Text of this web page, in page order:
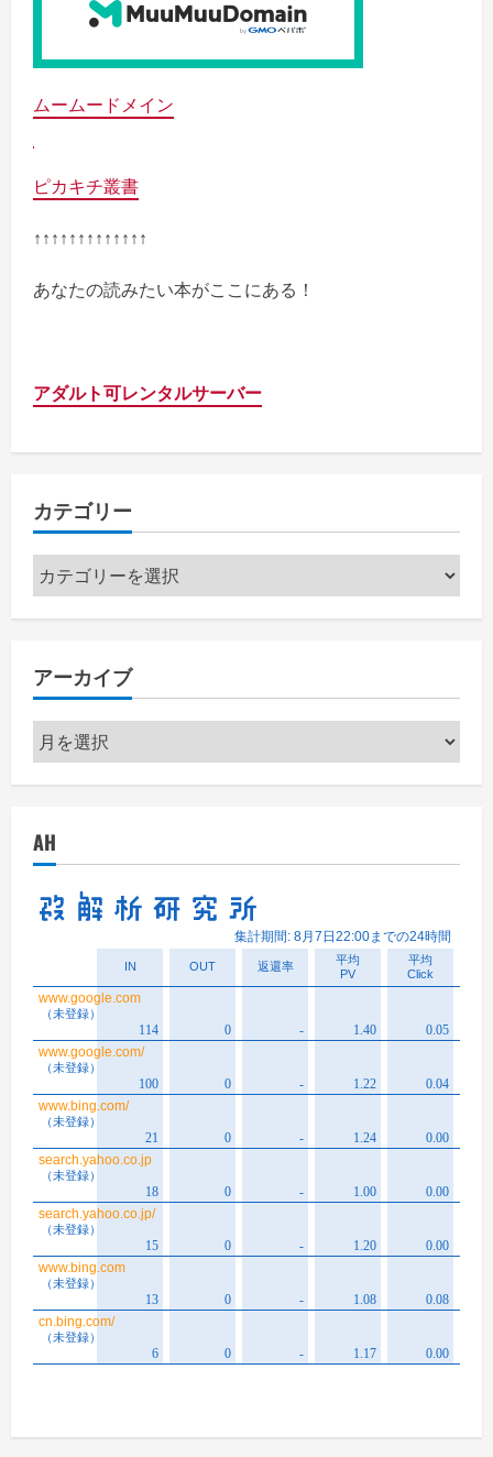
ムームードメイン
ピカキチ叢書
↑↑↑↑↑↑↑↑↑↑↑↑↑
あなたの読みたい本がここにある！
アダルト可レンタルサーバー
カテゴリー
カ
テ
ー
アーカイブ
ア
ー
ブ
AH